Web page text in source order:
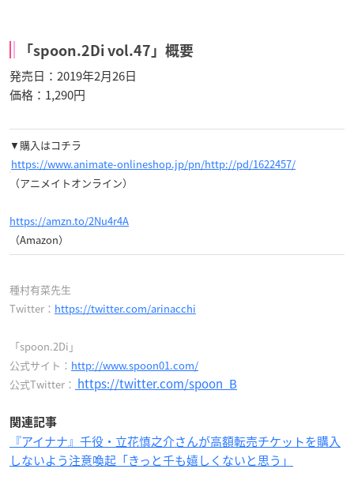
「spoon.2Di vol.47」概要
発売日：2019年2月26日
価格：1,290円
▼購入はコチラ
https://www.animate-onlineshop.jp/pn/http://pd/1622457/
（アニメイトオンライン）
https://amzn.to/2Nu4r4A
（Amazon）
種村有菜先生
Twitter： https://twitter.com/arinacchi
「spoon.2Di」
公式サイト： http://www.spoon01.com/
公式Twitter： https://twitter.com/spoon_B
関連記事
『アイナナ』千役・立花慎之介さんが高額転売チケットを購入
しないよう注意喚起「きっと千も嬉しくないと思う」